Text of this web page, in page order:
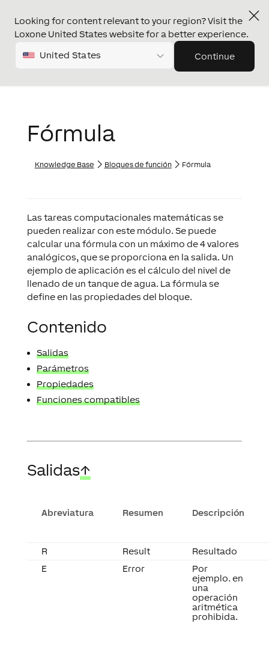
Looking for content relevant to your region? Visit the
Loxone United States website for a better experience.
United States Continue
Fórmula
Knowledge Base Bloques de función Fórmula
Las tareas computacionales matemáticas se
pueden realizar con este módulo. Se puede
calcular una fórmula con un máximo de 4 valores
analógicos, que se proporciona en la salida. Un
ejemplo de aplicación es el cálculo del nivel de
llenado de un tanque de agua. La fórmula se
define en las propiedades del bloque.
Contenido
Salidas
Parámetros
Propiedades
Funciones compatibles
Salidas↑
Abreviatura Resumen Descripción
R Result
Resultado
E
Error
Por
ejemplo. en
una
operación
aritmética
prohibida.